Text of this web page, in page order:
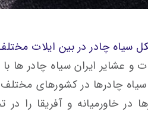
سیاه چادر در بین ایلات
و عشایر ایران سیاه چادر ها
چادرها در کشورهای
در خاورمیانه و آفریقا را